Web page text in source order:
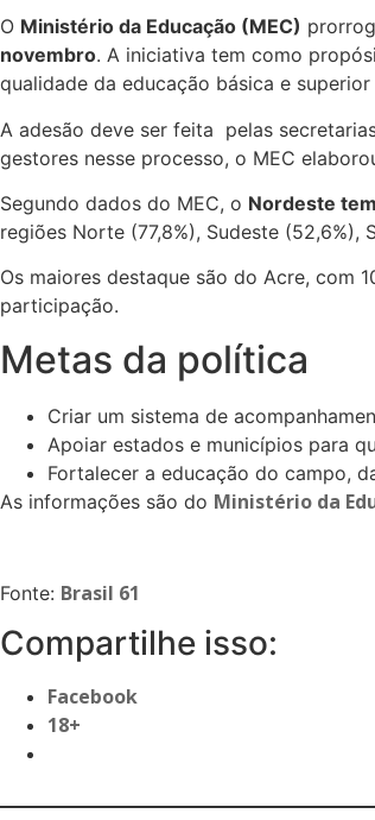
O Ministério da Educação (MEC)
novembro. A iniciativa tem como
qualidade da educação básica e
A adesão deve ser feita pelas
gestores nesse processo, o MEC
Segundo dados do MEC, o Nordeste
regiões Norte (77,8%), Sudeste (52,6%),
Os maiores destaque são do Acre, com
participação.
Metas da política
Criar um sistema de
Apoiar estados e municípios para
Fortalecer a educação do campo,
As informações são do Ministério da
Fonte: Brasil 61
Compartilhe isso:
Facebook
18+